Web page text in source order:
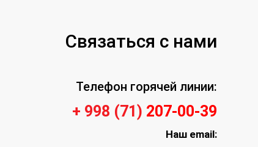
Связаться с нами
Телефон горячей линии:
+ 998 (71) 207-00-39
Нашemail: